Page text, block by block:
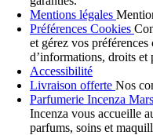
Mentions légales
Préférences Cookies
et gérez vos
d’informations, droits et
Accessibilité
Livraison offerte Nos
Parfumerie Incenza
Incenza vous accueille
parfums, soins et